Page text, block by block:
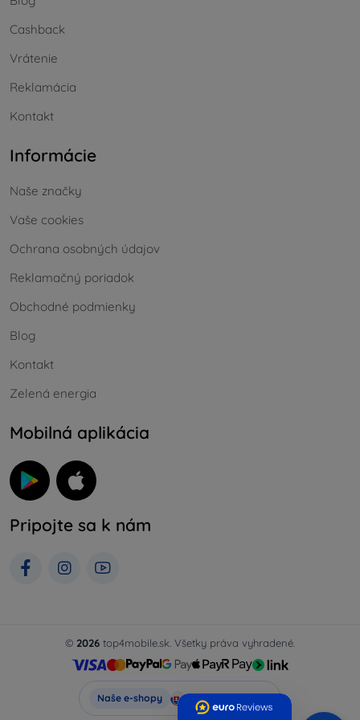
Cashback
Vrátenie
Reklamácia
Kontakt
Informácie
Naše značky
Vaše cookies
Ochrana osobných údajov
Reklamačný poriadok
Obchodné podmienky
Blog
Kontakt
Zelená energia
Mobilná aplikácia
Pripojte sa k nám
© 2026 top4mobile.sk. Všetky práva vyhradené.
Naše e-shopy Top4Mobile.sk